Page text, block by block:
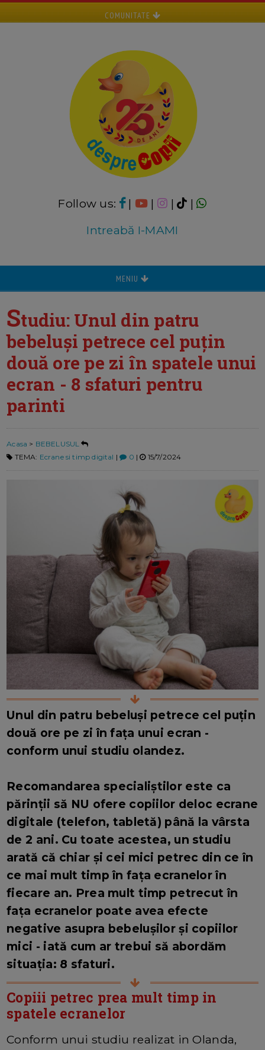
COMUNITATE
Follow us: | | |
|
Intreabă I-MAMI
MENIU
Studiu: Unul din patru
bebeluși petrece cel puțin
două ore pe zi în spatele unui
ecran - 8 sfaturi pentru
parinti
Acasa > BEBELUSUL
TEMA: Ecrane si timp digital | 0 | 15/7/2024
Unul din patru bebeluși petrece cel puțin
două ore pe zi în fața unui ecran -
conform unui studiu olandez.
Recomandarea specialiștilor este ca
părinții să NU ofere copiilor deloc ecrane
digitale (telefon, tabletă) până la vârsta
de 2 ani. Cu toate acestea, un studiu
arată că chiar și cei mici petrec din ce în
ce mai mult timp în fața ecranelor în
fiecare an. Prea mult timp petrecut în
fața ecranelor poate avea efecte
negative asupra bebelușilor și copiilor
mici - iată cum ar trebui să abordăm
situația: 8 sfaturi.
Copiii petrec prea mult timp in
spatele ecranelor
Conform unui studiu realizat in Olanda,